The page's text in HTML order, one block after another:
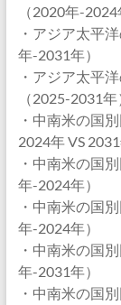
（2020年-2024
・アジア太平
年-2031年）
・アジア太平
（2025-2031年
・中南米の国
2024年 VS
・中南米の国
年-2024年）
・中南米の国
年-2024年）
・中南米の国
年-2031年）
・中南米の国